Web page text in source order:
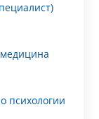
психологии